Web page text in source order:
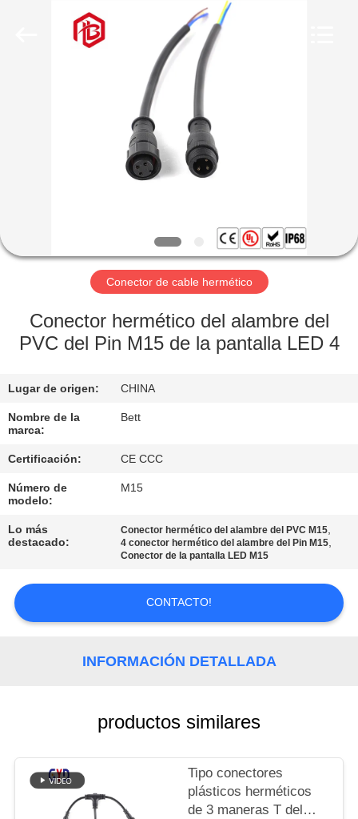
PRODUCTOS
VIAJE
FÁBRICA
CONTROL
DE
MAPA
DEL
SITIO
PRIVACY
POLICY
Conector de cable hermético
Conector hermético del alambre del
PVC del Pin M15 de la pantalla LED 4
Lugar de origen: CHINA
Nombre de la
marca:
Bett
Certificación: CE CCC
Número de
modelo:
M15
Lo más
destacado:
Conector hermético del alambre del PVC M15,
4 conector hermético del alambre del Pin M15,
Conector de la pantalla LED M15
CONTACTO!
INFORMACIÓN DETALLADA
productos similares
Tipo conectores
plásticos herméticos
de 3 maneras T del